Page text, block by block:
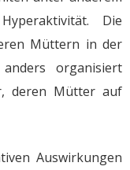
Die
Müttern in der
organisiert
deren Mütter auf
Auswirkungen